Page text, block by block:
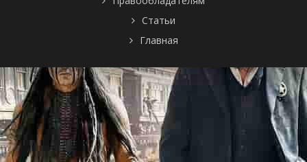
Статьи
Главная